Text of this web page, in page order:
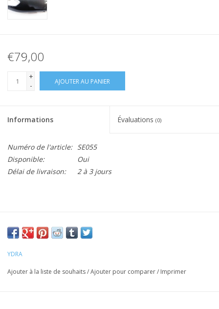
€79,00
+
-
AJOUTER AU PANIER
Informations Évaluations (0)
Numéro de l'article: SE055
Disponible:
Oui
Délai de livraison:
2 à 3 jours
YDRA
Ajouter à la liste de souhaits/Ajouter pour comparer/ Imprimer